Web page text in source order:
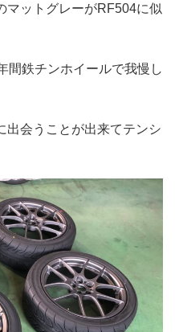
マットグレーがRF504に似
間鉄チンホイールで我慢し
出会うことが出来てテンシ